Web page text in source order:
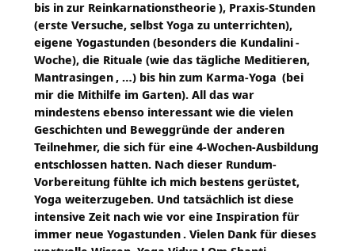
bis in zur Reinkarnationstheorie ), Praxis-Stunden
(erste Versuche, selbst Yoga zu unterrichten),
eigene Yogastunden (besonders die Kundalini-
Woche), die Rituale (wie das tägliche Meditieren,
Mantrasingen, …) bis hin zum Karma-Yoga (bei
mir die Mithilfe im Garten). All das war
mindestens ebenso interessant wie die vielen
Geschichten und Beweggründe der anderen
Teilnehmer, die sich für eine 4-Wochen-Ausbildung
entschlossen hatten. Nach dieser Rundum-
Vorbereitung fühlte ich mich bestens gerüstet,
Yoga weiterzugeben. Und tatsächlich ist diese
intensive Zeit nach wie vor eine Inspiration für
immer neue Yogastunden. Vielen Dank für dieses